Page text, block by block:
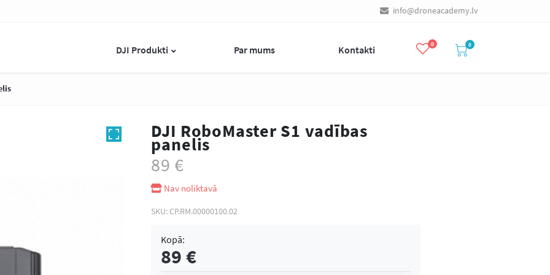
info@droneacademy.lv
DJI Produkti Par mums Kontakti 0 0
DJI Mavic Air 2S Fly More
Combo Drons
DJI RoboMaster S1 vadības
panelis
89 €
Nav noliktavā
SKU: CP.RM.00000100.02
Kopā:
89€